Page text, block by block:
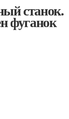
станок.
фуганок